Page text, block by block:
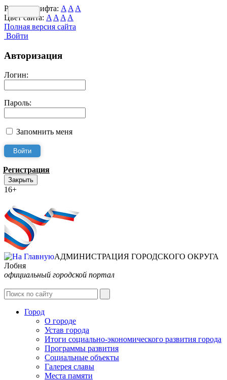
Размер шрифта: A A A
Цвет сайта: A A A A
Полная версия сайта
Войти
Авторизация
Логин:
Пароль:
Запомнить меня
Регистрация
Закрыть
16+
АДМИНИСТРАЦИЯ ГОРОДСКОГО ОКРУГА
Лобня
официальный городской портал
Город
О городе
Устав города
Итоги социально-экономического развития города
Программы развития
Социальные объекты
Галерея славы
Места памяти